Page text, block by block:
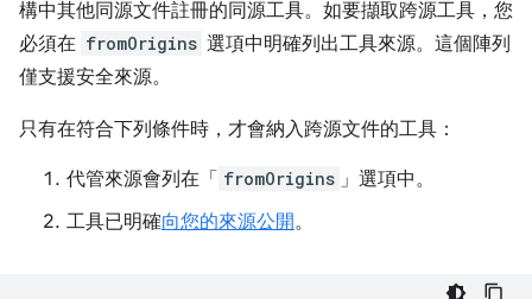
構中其他同源文件註冊的同源工具。如要擷取跨源工具，您
必須在 fromOrigins 選項中明確列出工具來源。這個陣列
僅支援安全來源。
只有在符合下列條件時，才會納入跨源文件的工具：
代管來源會列在「 fromOrigins 」選項中。
工具已明確向您的來源公開。